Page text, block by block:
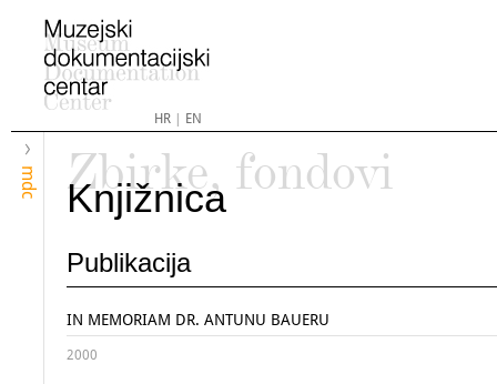
HR| EN
mdc
Zbirke, fondovi
Knjižnica
Publikacija
IN MEMORIAM DR. ANTUNU BAUERU
2000